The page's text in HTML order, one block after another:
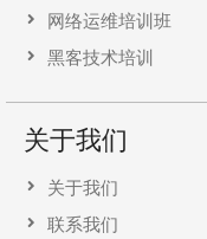
网络运维培训班
黑客技术培训
关于我们
关于我们
联系我们